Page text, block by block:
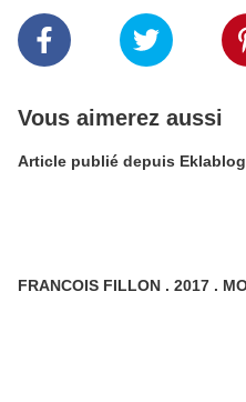
Vous aimerez aussi
Article publié depuis Eklablog